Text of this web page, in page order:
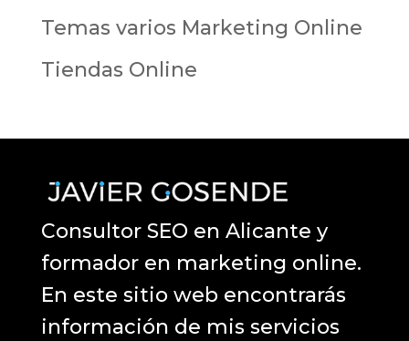
Temas varios Marketing Online
Tiendas Online
Consultor SEO en Alicante y
formador en marketing online.
En este sitio web encontrarás
información de mis servicios